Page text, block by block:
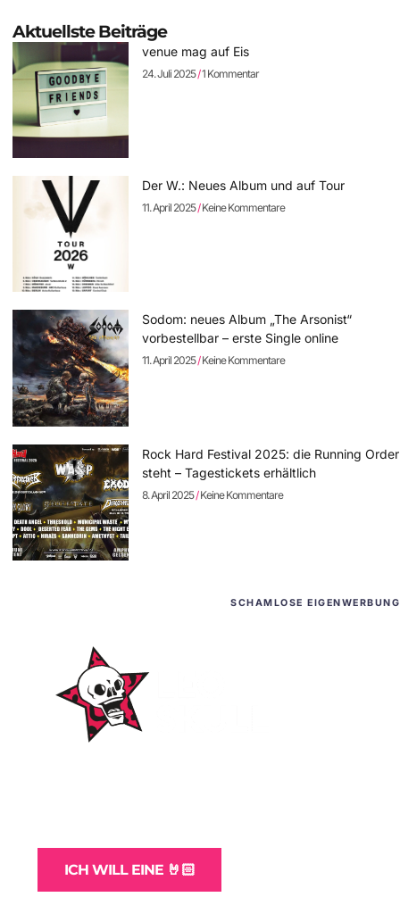
Aktuellste Beiträge
venue mag auf Eis
24. Juli 2025 1 Kommentar
Der W.: Neues Album und auf Tour
11. April 2025 Keine Kommentare
Sodom: neues Album „The Arsonist“
vorbestellbar – erste Single online
11. April 2025 Keine Kommentare
Rock Hard Festival 2025: die Running Order
steht – Tagestickets erhältlich
8. April 2025 Keine Kommentare
SCHAMLOSE EIGENWERBUNG
ICH WILL EINE 🤘🏻